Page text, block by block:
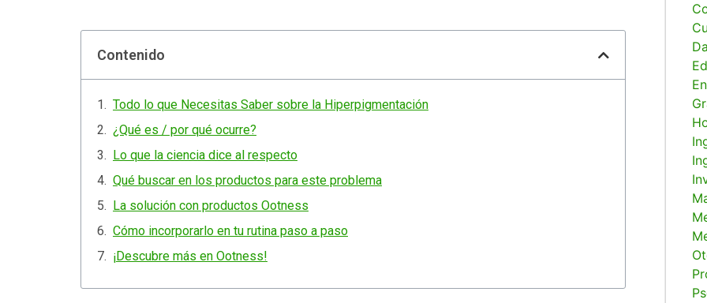
Contenido
Todo lo que Necesitas Saber sobre la Hiperpigmentación
¿Qué es / por qué ocurre?
Lo que la ciencia dice al respecto
Qué buscar en los productos para este problema
La solución con productos Ootness
Cómo incorporarlo en tu rutina paso a paso
¡Descubre más en Ootness!